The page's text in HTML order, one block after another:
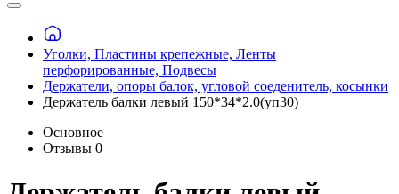
Уголки, Пластины крепежные, Ленты
перфорированные, Подвесы
Держатели, опоры балок, угловой соеденитель, косынки
Держатель балки левый 150*34*2.0(уп30)
Основное
Отзывы 0